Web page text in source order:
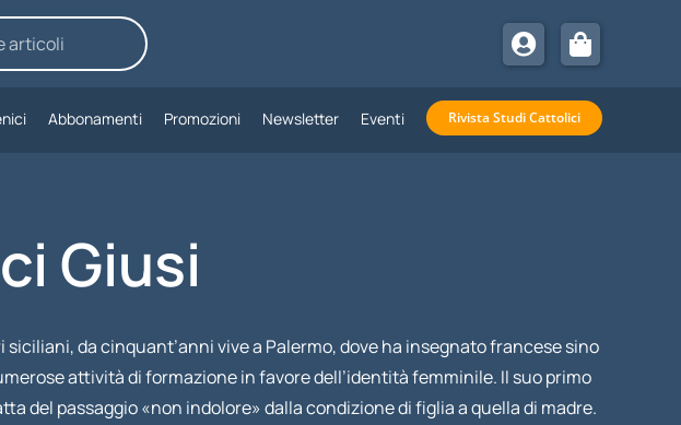
Abbonamenti Promozioni Newsletter Eventi Rivista Studi Cattolici
Giusi
siciliani, da cinquant’anni vive a Palermo, dove ha insegnato francese sino
attività di formazione in favore dell’identità femminile. Il suo primo
del passaggio «non indolore» dalla condizione di figlia a quella di madre.